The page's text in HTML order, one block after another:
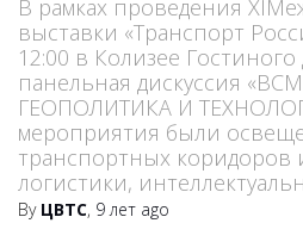
В рамках проведения
выставки «Транспорт
12:00 в Колизее
панельная дискуссия
ГЕОПОЛИТИКА И
мероприятия были
транспортных
логистики,
By ЦВТС, 9 лет ago